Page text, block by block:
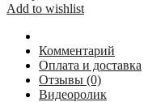
KRAUSE
(алюминий)
838148
Add to wishlist
Комментарий
Оплата и доставка
Отзывы (0)
Видеоролик